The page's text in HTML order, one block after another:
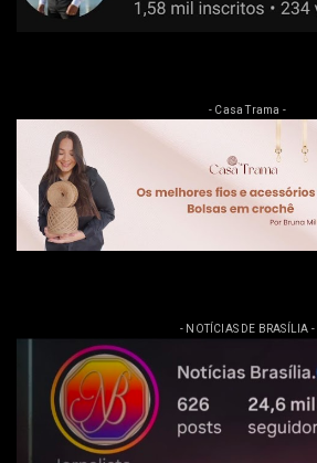
- Casa Trama -
- NOTÍCIAS DE BRASÍLIA -